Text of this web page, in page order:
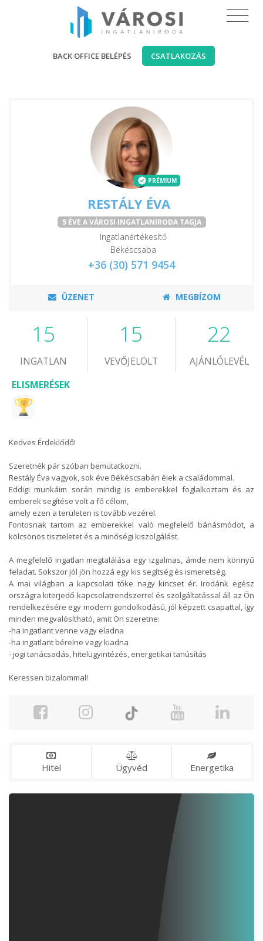
BACK OFFICE BELÉPÉS CSATLAKOZÁS
PRÉMIUM
RESTÁLY ÉVA
5 ÉVE A VÁROSI INGATLANIRODA TAGJA
Ingatlanértékesítő
Békéscsaba
+36 (30) 571 9454
ÜZENET MEGBÍZOM
15
INGATLAN
15
VEVŐJELÖLT
22
AJÁNLÓLEVÉL
ELISMERÉSEK
Kedves Érdeklődő!
Szeretnék pár szóban bemutatkozni.
Restály Éva vagyok, sok éve Békéscsabán élek a családommal.
Eddigi munkáim során mindig is emberekkel foglalkoztam és az
emberek segítése volt a fő célom,
amely ezen a területen is tovább vezérel.
Fontosnak tartom az emberekkel való megfelelő bánásmódot, a
kölcsönös tiszteletet és a minőségi kiszolgálást.
A megfelelő ingatlan megtalálása egy izgalmas, ámde nem könnyű
feladat. Sokszor jól jön hozzá egy kis segítség és ismeretség.
A mai világban a kapcsolati tőke nagy kincset ér. Irodánk egész
országra kiterjedő kapcsolatrendszerrel és szolgáltatással áll az Ön
rendelkezésére egy modern gondolkodású, jól képzett csapattal, így
minden megvalósítható, amit Ön szeretne:
-ha ingatlant venne vagy eladna
-ha ingatlant bérelne vagy kiadna
- jogi tanácsadás, hitelügyintézés, energetikai tanúsítás
Keressen bizalommal!
Hitel Ügyvéd Energetika